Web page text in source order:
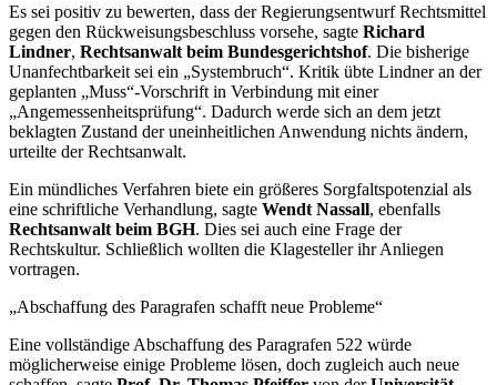
Es sei positiv zu bewerten, dass der Regierungsentwurf Rechtsmittel
gegen den Rückweisungsbeschluss vorsehe, sagte Richard
Lindner, Rechtsanwalt beim Bundesgerichtshof. Die bisherige
Unanfechtbarkeit sei ein „Systembruch“. Kritik übte Lindner an der
geplanten „Muss“-Vorschrift in Verbindung mit einer
„Angemessenheitsprüfung“. Dadurch werde sich an dem jetzt
beklagten Zustand der uneinheitlichen Anwendung nichts ändern,
urteilte der Rechtsanwalt.
Ein mündliches Verfahren biete ein größeres Sorgfaltspotenzial als
eine schriftliche Verhandlung, sagte Wendt Nassall, ebenfalls
Rechtsanwalt beim BGH. Dies sei auch eine Frage der
Rechtskultur. Schließlich wollten die Klagesteller ihr Anliegen
vortragen.
„Abschaffung des Paragrafen schafft neue Probleme“
Eine vollständige Abschaffung des Paragrafen 522 würde
möglicherweise einige Probleme lösen, doch zugleich auch neue